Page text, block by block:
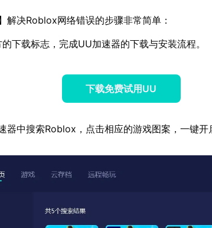
解决Roblox网络错误的步骤非常简单：
下载标志，完成UU加速器的下载与安装流程。
下载免费试用UU
器中搜索Roblox，点击相应的游戏图案，一键开